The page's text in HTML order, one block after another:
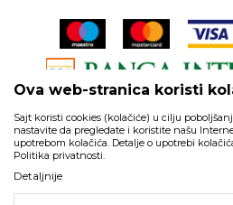
artikli prikazani na sajtu su deo naše
da su dostupni u
Ova web-stranica koristi
Sajt koristi cookies (kolačiće) u cilju
nastavite da pregledate i koristite našu
upotrebom kolačića. Detalje o upotrebi
Politika privatnosti.
Detaljnije